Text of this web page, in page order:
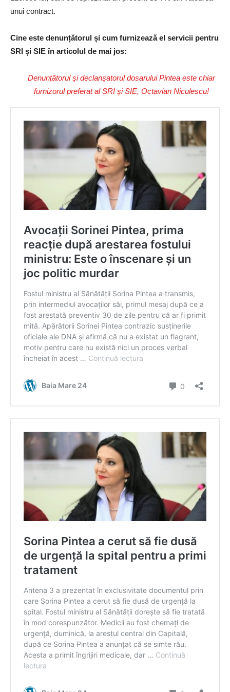
unui contract.
Cine este denunțătorul și cum furnizează el servicii pentru
SRI și SIE în articolul de mai jos:
Denunţătorul şi declanşatorul dosarului Pintea este chiar
furnizorul preferat al SRI şi SIE, Octavian Niculescu!